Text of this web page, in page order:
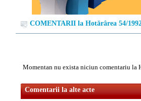
COMENTARII la Hotărârea 54/
Momentan nu exista niciun comentariu la
Comentarii la alte acte